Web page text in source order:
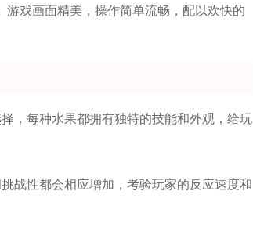
戏画面精美，操作简单流畅，配以欢快的
，每种水果都拥有独特的技能和外观，给玩
战性都会相应增加，考验玩家的反应速度和